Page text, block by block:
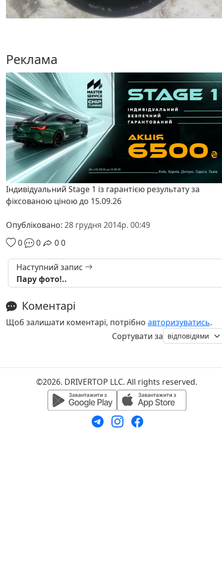
Реклама
Індивідуальний Stage 1 із гарантією результату за
фіксованою ціною до 15.09.26
Опубліковано: 28 грудня 2014р. 00:49
0
0 00
Наступний запис
Пару фото!..
Коментарі
Щоб залишати коментарі, потрібно авторизуватись.
Сортувати за
©2026. DRIVERTOP LLC. All rights reserved.